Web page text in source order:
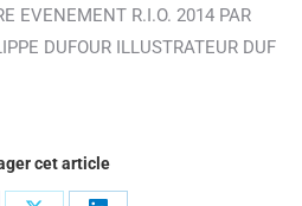
EVENEMENT R.I.O. 2014 PAR
DUFOUR ILLUSTRATEUR DUF
cet article